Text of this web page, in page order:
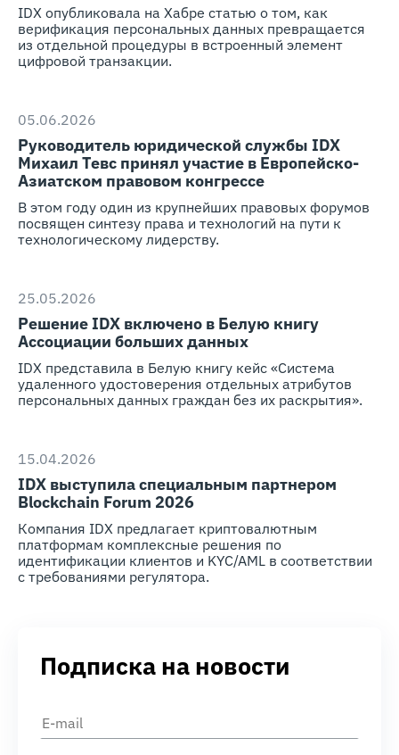
IDX опубликовала на Хабре статью о том, как
верификация персональных данных превращается
из отдельной процедуры в встроенный элемент
цифровой транзакции.
05.06.2026
Руководитель юридической службы IDX
Михаил Тевс принял участие в Европейско-
Азиатском правовом конгрессе
В этом году один из крупнейших правовых форумов
посвящен синтезу права и технологий на пути к
технологическому лидерству.
25.05.2026
Решение IDX включено в Белую книгу
Ассоциации больших данных
IDX представила в Белую книгу кейс «Система
удаленного удостоверения отдельных атрибутов
персональных данных граждан без их раскрытия».
15.04.2026
IDX выступила специальным партнером
Blockchain Forum 2026
Компания IDX предлагает криптовалютным
платформам комплексные решения по
идентификации клиентов и KYC/AML в соответствии
с требованиями регулятора.
Подписка на новости